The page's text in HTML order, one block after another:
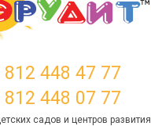
812 448 47 77
812 448 07 77
садов и центров развития